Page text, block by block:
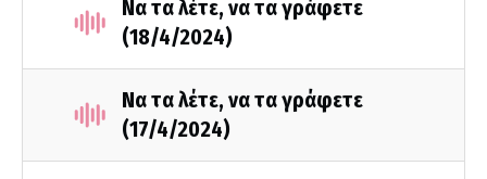
Να τα λέτε, να τα γράφετε
(18/4/2024)
Να τα λέτε, να τα γράφετε
(17/4/2024)